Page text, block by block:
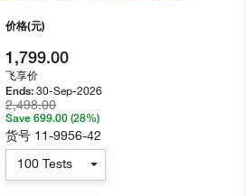
价格(元)
1,799.00
飞享价
Ends:30-Sep-2026
2,498.00
Save 699.00 (28%)
货号 11-9956-42
100 Tests